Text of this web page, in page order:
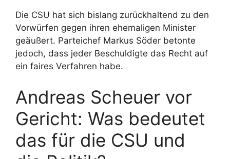
Die CSU hat sich bislang zurückhaltend zu den
Vorwürfen gegen ihren ehemaligen Minister
geäußert. Parteichef Markus Söder betonte
jedoch, dass jeder Beschuldigte das Recht auf
ein faires Verfahren habe.
Andreas Scheuer vor
Gericht: Was bedeutet
das für die CSU und